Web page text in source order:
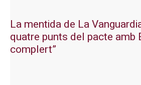
La mentida de La
quatre punts del pacte amb
complert”